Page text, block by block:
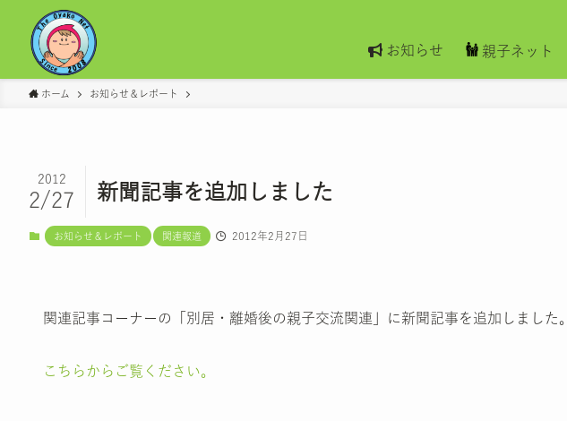
お知らせ 親子ネット
ホーム お知らせ＆レポート
新聞記事を追加しました
2012
2/27
お知らせ＆レポート 関連報道 2012年2月27日
関連記事コーナーの「別居・離婚後の親子交流関連」に新聞記事を追加しました。
こちらからご覧ください。